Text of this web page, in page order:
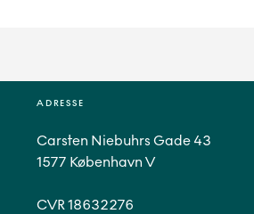
ADRESSE
Carsten Niebuhrs Gade 43
1577 København V
CVR 18632276